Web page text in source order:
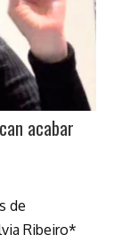
acabar
de
Ribeiro*